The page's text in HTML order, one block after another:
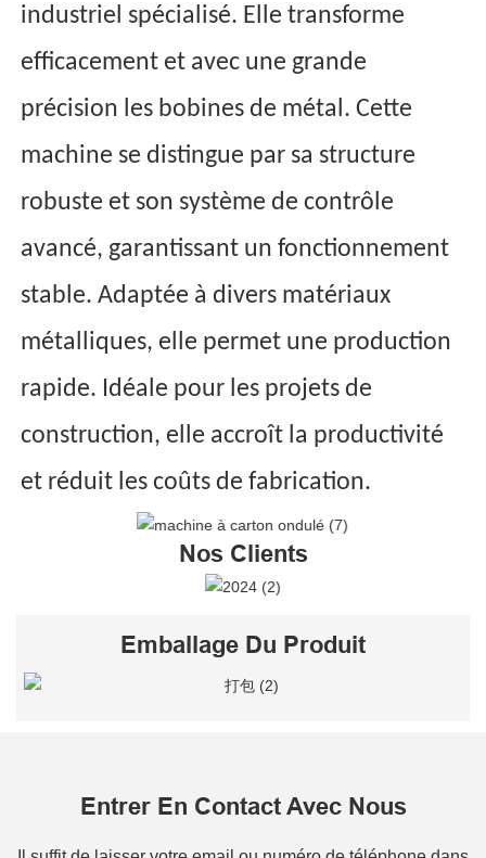
industriel spécialisé. Elle transforme
efficacement et avec une grande
précision les bobines de métal. Cette
machine se distingue par sa structure
robuste et son système de contrôle
avancé, garantissant un fonctionnement
stable. Adaptée à divers matériaux
métalliques, elle permet une production
rapide. Idéale pour les projets de
construction, elle accroît la productivité
et réduit les coûts de fabrication.
Nos Clients
Emballage Du Produit
Entrer En Contact Avec Nous